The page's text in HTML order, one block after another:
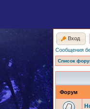
Вход
Сообщения
Список
Форум